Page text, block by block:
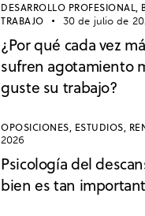
DESARROLLO PROFESIONAL,
TRABAJO
30 de julio de
¿Por qué cada vez
sufren agotamiento
guste su trabajo?
OPOSICIONES, ESTUDIOS,
2026
Psicología del
bien es tan